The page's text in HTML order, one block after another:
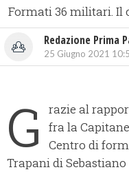
Formati 36 militari. Il
Redazione Prima
25 Giugno 2021
G
razie al
fra la
Centro di
Trapani di